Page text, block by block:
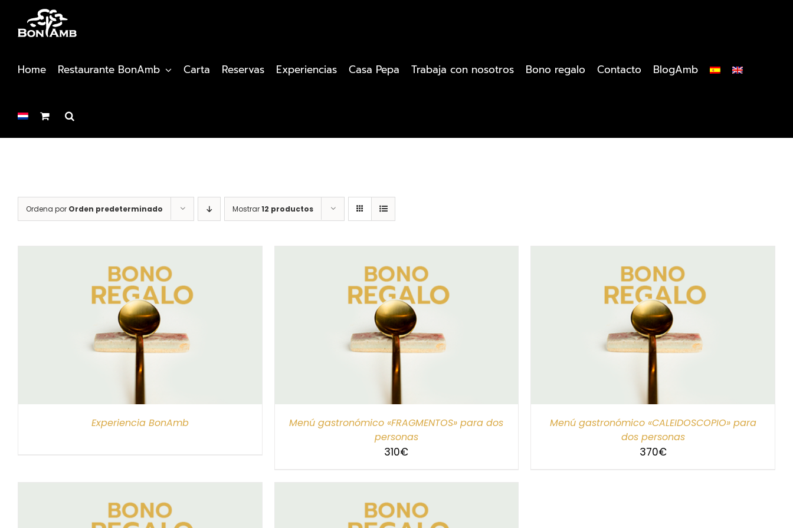
contenido
Home Restaurante BonAmb Carta Reservas Experiencias Casa Pepa Trabaja con nosotros Bono regalo Contacto BlogAmb
Ordena por Orden predeterminado Mostrar12 productos
Experiencia BonAmb
SELECCIONAR IMPORTE
Menú gastronómico «FRAGMENTOS» para dos
personas
310€
SELECCIONAR IMPORTE
Menú gastronómico «CALEIDOSCOPIO» para
dos personas
370€